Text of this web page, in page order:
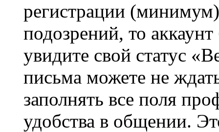
регистрации
подозрений, то
увидите свой статус
письма можете не
заполнять все поля
удобства в общении.